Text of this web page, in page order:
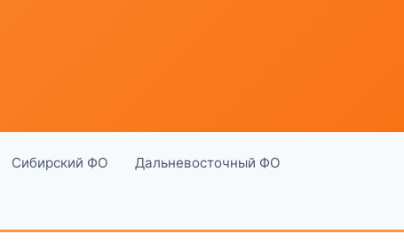
Сибирский ФО Дальневосточный ФО